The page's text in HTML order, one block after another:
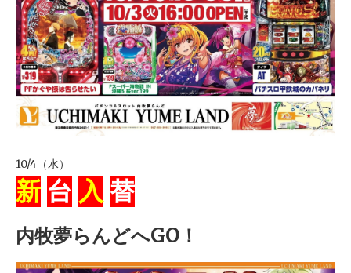
10/4（水）
新 台 入 替
内牧夢らんどへGO！